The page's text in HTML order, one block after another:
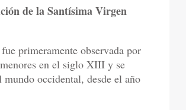
de la Santísima Virgen
primeramente observada por
en el siglo XIII y se
mundo occidental, desde el año